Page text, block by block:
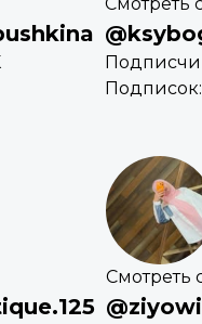
Смотреть
Смотреть